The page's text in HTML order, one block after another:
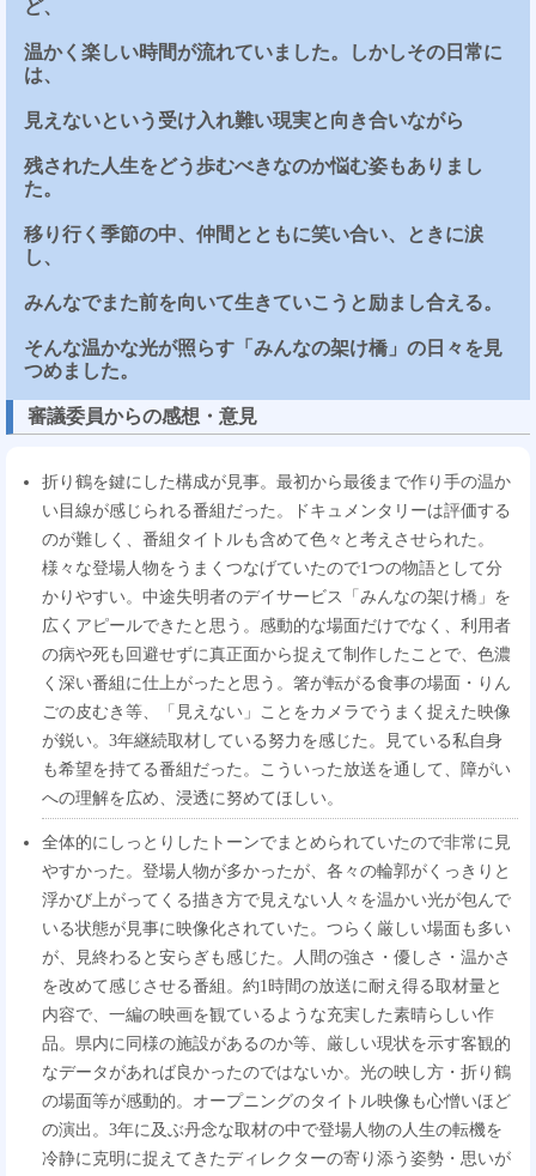
ど、
温かく楽しい時間が流れていました。しかしその日常に
は、
見えないという受け入れ難い現実と向き合いながら
残された人生をどう歩むべきなのか悩む姿もありまし
た。
移り行く季節の中、仲間とともに笑い合い、ときに涙
し、
みんなでまた前を向いて生きていこうと励まし合える。
そんな温かな光が照らす「みんなの架け橋」の日々を見
つめました。
審議委員からの感想・意見
折り鶴を鍵にした構成が見事。最初から最後まで作り手の温か
い目線が感じられる番組だった。ドキュメンタリーは評価する
のが難しく、番組タイトルも含めて色々と考えさせられた。
様々な登場人物をうまくつなげていたので1つの物語として分
かりやすい。中途失明者のデイサービス「みんなの架け橋」を
広くアピールできたと思う。感動的な場面だけでなく、利用者
の病や死も回避せずに真正面から捉えて制作したことで、色濃
く深い番組に仕上がったと思う。箸が転がる食事の場面・りん
ごの皮むき等、「見えない」ことをカメラでうまく捉えた映像
が鋭い。3年継続取材している努力を感じた。見ている私自身
も希望を持てる番組だった。こういった放送を通して、障がい
への理解を広め、浸透に努めてほしい。
全体的にしっとりしたトーンでまとめられていたので非常に見
やすかった。登場人物が多かったが、各々の輪郭がくっきりと
浮かび上がってくる描き方で見えない人々を温かい光が包んで
いる状態が見事に映像化されていた。つらく厳しい場面も多い
が、見終わると安らぎも感じた。人間の強さ・優しさ・温かさ
を改めて感じさせる番組。約1時間の放送に耐え得る取材量と
内容で、一編の映画を観ているような充実した素晴らしい作
品。県内に同様の施設があるのか等、厳しい現状を示す客観的
なデータがあれば良かったのではないか。光の映し方・折り鶴
の場面等が感動的。オープニングのタイトル映像も心憎いほど
の演出。3年に及ぶ丹念な取材の中で登場人物の人生の転機を
冷静に克明に捉えてきたディレクターの寄り添う姿勢・思いが